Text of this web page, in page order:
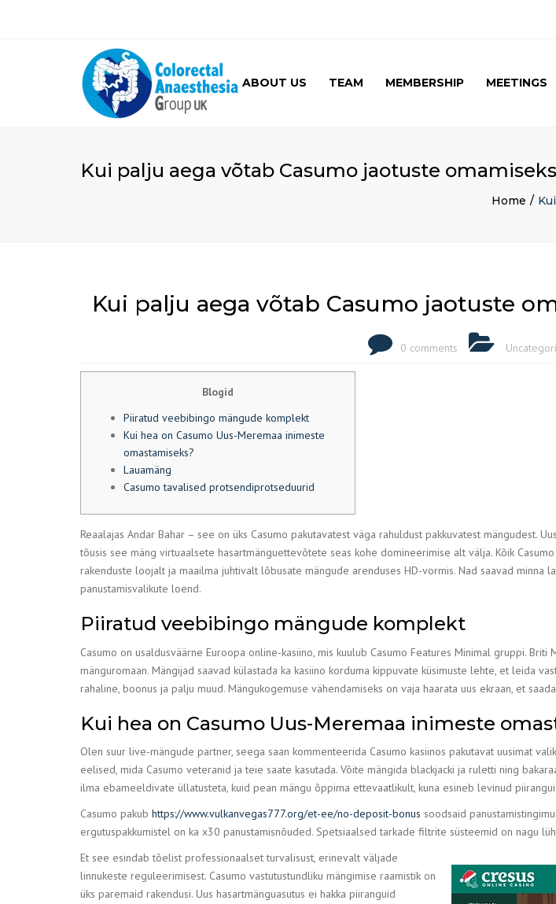
ABOUT US TEAM MEMBERSHIP MEETINGS
AUTUMN MEETING
(FIRST) 2016
Kui palju aega võtab Casumo jaotuste
Home
Kui palju aega võtab Casumo jaotuste
0 comments
Blogid
Piiratud veebibingo mängude komplekt
Kui hea on Casumo Uus-Meremaa inimeste
omastamiseks?
Lauamäng
Casumo tavalised protsendiprotseduurid
Reaalajas Andar Bahar – see on üks Casumo pakutavatest väga rahuldust pakkuvatest mängudest.
tõusis see mäng virtuaalsete hasartmänguettevõtete seas kohe domineerimise alt välja. Kõik
rakenduste loojalt ja maailma juhtivalt lõbusate mängude arenduses HD-vormis. Nad saavad minna
panustamisvalikute loend.
Piiratud veebibingo mängude komplekt
Casumo on usaldusväärne Euroopa online-kasiino, mis kuulub Casumo Features Minimal gruppi.
mänguromaan. Mängijad saavad külastada ka kasiino korduma kippuvate küsimuste lehte, et leida
rahaline, boonus ja palju muud. Mängukogemuse vähendamiseks on vaja haarata uus ekraan, et
Kui hea on Casumo Uus-Meremaa inimeste
Olen suur live-mängude partner, seega saan kommenteerida Casumo kasiinos pakutavat uusimat
eelised, mida Casumo veteranid ja teie saate kasutada. Võite mängida blackjacki ja ruletti ning
ilma ebameeldivate üllatusteta, kuid pean mängu õppima ettevaatlikult, kuna esineb levinud
Casumo pakub https://www.vulkanvegas777.org/et-ee/no-deposit-bonus soodsaid
ergutuspakkumistel on ka x30 panustamisnõuded. Spetsiaalsed tarkade filtrite süsteemid on nagu
Et see esindab tõelist professionaalset turvalisust, erinevalt väljade
linnukeste reguleerimisest. Casumo vastutustundliku mängimise raamistik on
üks paremaid rakendusi. Uus hasartmänguasutus ei hakka piiranguid